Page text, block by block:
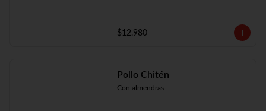
$12.980
Pollo Chitén
Con almendras